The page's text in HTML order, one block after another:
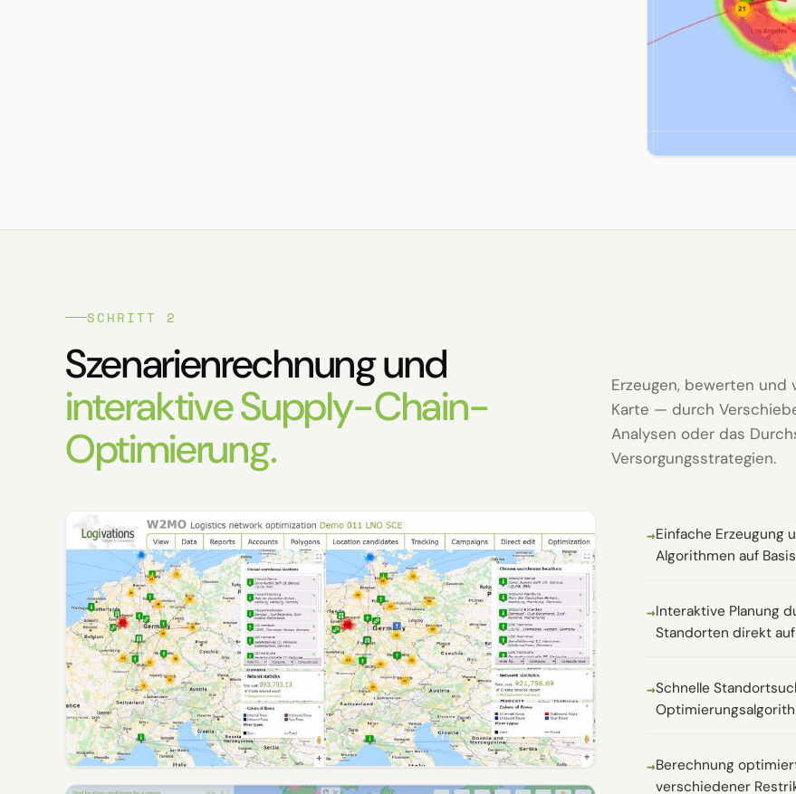
SCHRITT 2
Szenarienrechnung und
interaktive Supply-Chain-
Optimierung.
Erzeugen, bewerten und
Karte — durch
Analysen oder das
Versorgungsstrategien.
Einfache Erzeugung
Algorithmen auf
Interaktive Planung
Standorten direkt
Schnelle
Berechnung
verschiedener